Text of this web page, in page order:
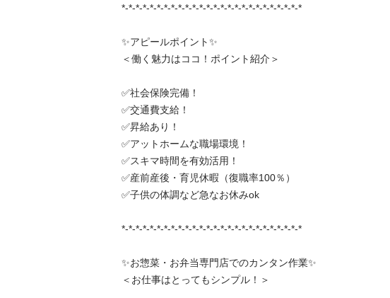
*-*-*-*-*-*-*-*-*-*-*-*-*-*-*-*-*-*-*-*-*-*-*-*-*-*
✨アピールポイント✨
＜働く魅力はココ！ポイント紹介＞
✅社会保険完備！
✅交通費支給！
✅昇給あり！
✅アットホームな職場環境！
✅スキマ時間を有効活用！
✅産前産後・育児休暇（復職率100％）
✅子供の体調など急なお休みok
*-*-*-*-*-*-*-*-*-*-*-*-*-*-*-*-*-*-*-*-*-*-*-*-*-*
✨お惣菜・お弁当専門店でのカンタン作業✨
＜お仕事はとってもシンプル！＞